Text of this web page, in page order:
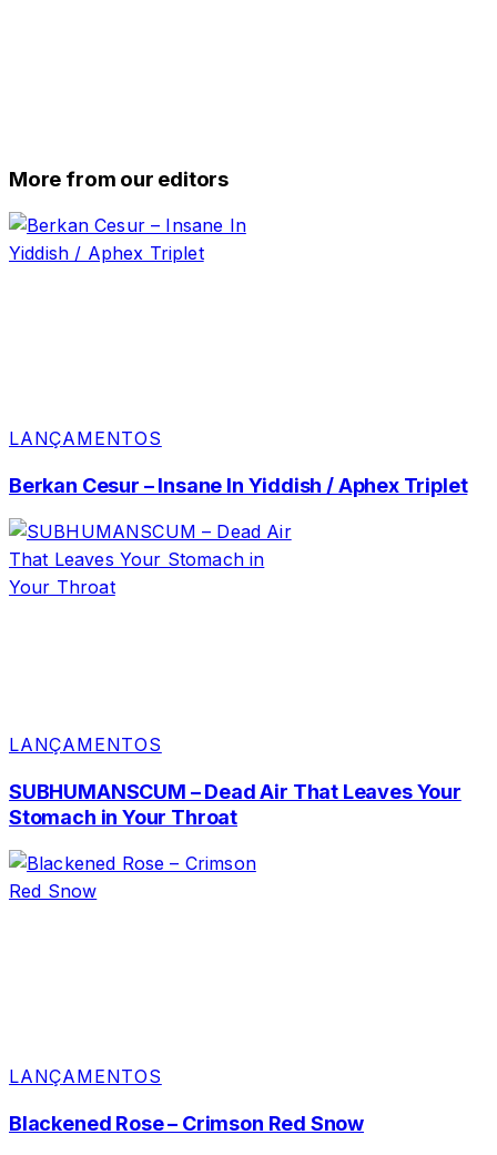
More from our editors
LANÇAMENTOS
Berkan Cesur – Insane In Yiddish / Aphex Triplet
LANÇAMENTOS
SUBHUMANSCUM – Dead Air That Leaves Your
Stomach in Your Throat
LANÇAMENTOS
Blackened Rose – Crimson Red Snow